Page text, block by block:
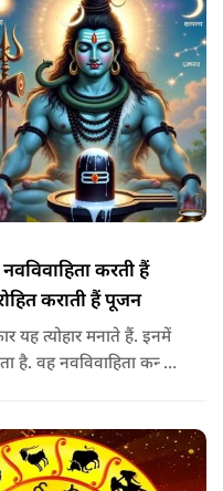
करती हैं
कराती हैं पूजन
यह त्योहार मनाते हैं. इनमें
है. वह नवविवाहिता कन्या